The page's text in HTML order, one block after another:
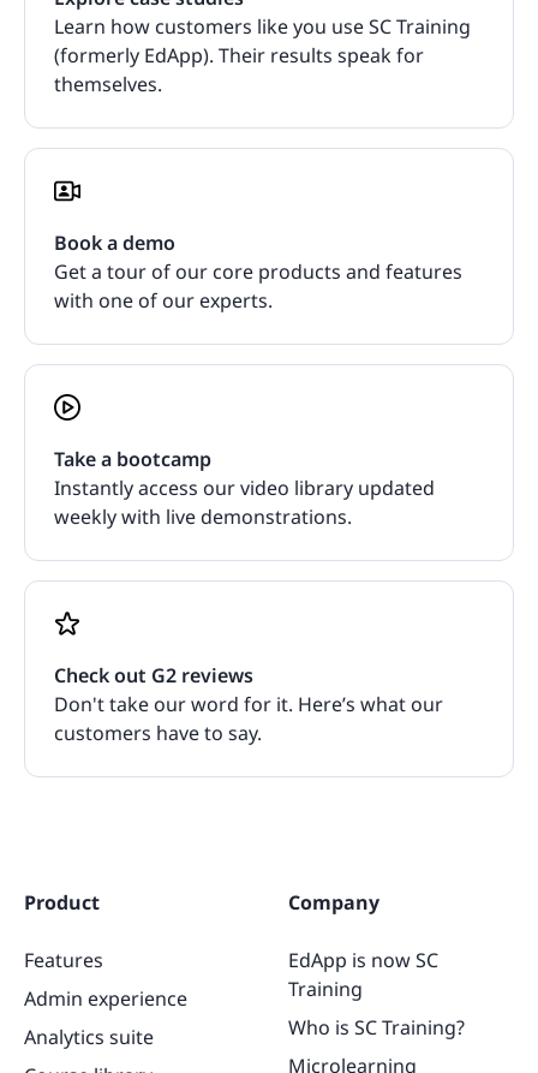
Learn how customers like you use SC Training
(formerly EdApp). Their results speak for
themselves.
Book a demo
Get a tour of our core products and features
with one of our experts.
Take a bootcamp
Instantly access our video library updated
weekly with live demonstrations.
Check out G2 reviews
Don't take our word for it. Here’s what our
customers have to say.
Product
Features
Admin experience
Analytics suite
Company
EdApp is now SC
Training
Who is SC Training?
Microlearning